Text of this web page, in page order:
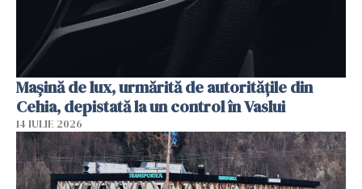
Mașină de lux, urmărită de autoritățile din
Cehia, depistată la un control în Vaslui
14 IULIE 2026